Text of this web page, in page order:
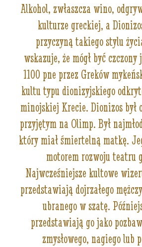
Alkohol, zwłaszcza wino,
kulturze greckiej, a
przyczyną takiego stylu
wskazuje, że mógł być
1100 pne przez Greków
kultu typu dionizyjskiego
minojskiej Krecie. Dionizos był
przyjętym na Olimp. Był
który miał śmiertelną matkę.
motorem rozwoju teatru
Najwcześniejsze kultowe
przedstawiają dojrzałego
ubranego w szatę.
przedstawiają go jako
zmysłowego, nagiego lub